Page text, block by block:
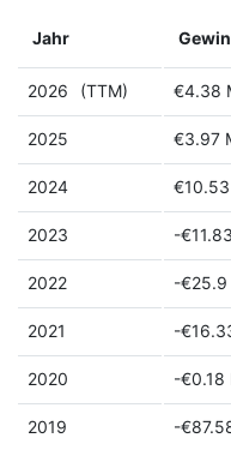
Jahr
2026 (TTM) €4.38
2025 €3.97
2024
2023 -
2022 -€25.9
2021 -
2020 -€0.18
2019 -